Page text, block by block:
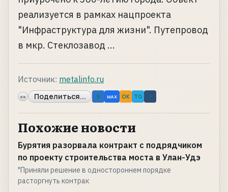
реализуется в рамках нацпроекта
"Инфраструктура для жизни". Путепровод
в мкр. Стеклозавод ...
Источник: metalinfo.ru
«» Поделиться... B MAX OK TG ↗
Похожие новости
Бурятия разорвала контракт с подрядчиком
по проекту строительства моста в Улан-Удэ
"Приняли решение в одностороннем порядке
расторгнуть контрак